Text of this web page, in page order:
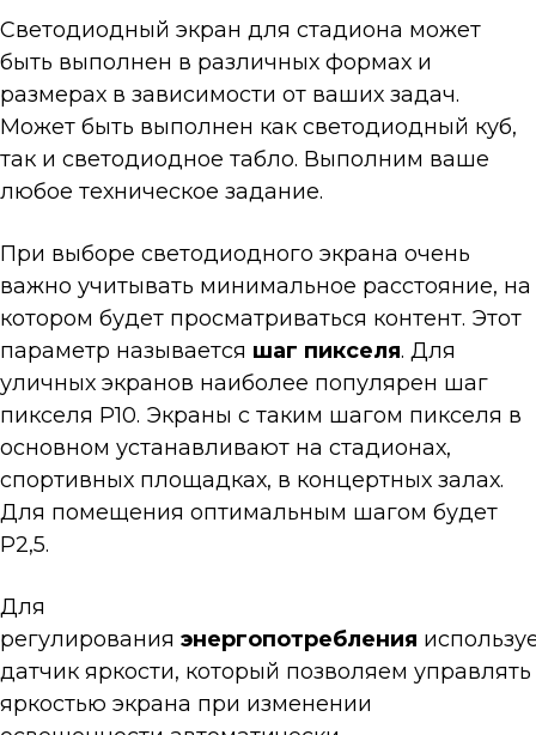
Светодиодный экран для стадиона может
быть выполнен в различных формах и
размерах в зависимости от ваших задач.
Может быть выполнен как светодиодный куб,
так и светодиодное табло. Выполним ваше
любое техническое задание.
При выборе светодиодного экрана очень
важно учитывать минимальное расстояние, на
котором будет просматриваться контент. Этот
параметр называется шаг пикселя. Для
уличных экранов наиболее популярен шаг
пикселя Р10. Экраны с таким шагом пикселя в
основном устанавливают на стадионах,
спортивных площадках, в концертных залах.
Для помещения оптимальным шагом будет
Р2,5.
Для
регулирования энергопотребления
датчик яркости, который позволяем управлять
яркостью экрана при изменении